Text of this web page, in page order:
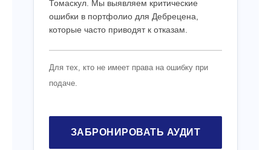
Томаскул. Мы выявляем критические
ошибки в портфолио для Дебрецена,
которые часто приводят к отказам.
Для тех, кто не имеет права на ошибку при
подаче.
ЗАБРОНИРОВАТЬ АУДИТ